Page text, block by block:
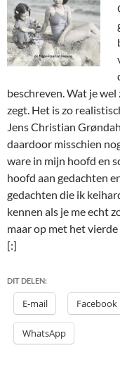
beschreven. Wat je
zegt. Het is zo
Jens Christian
daardoor misschien
ware in mijn hoofd en
hoofd aan gedachten
gedachten die ik
kennen als je me echt
maar op met het vierde
[:]
DIT DELEN:
E-mail Facebook
WhatsApp